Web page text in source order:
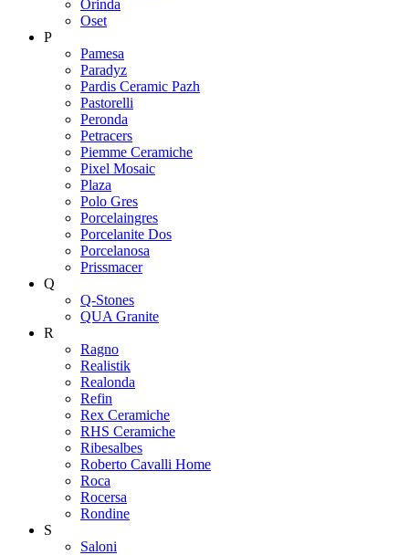
Orinda
Oset
P
Pamesa
Paradyz
Pardis Ceramic Pazh
Pastorelli
Peronda
Petracers
Piemme Ceramiche
Pixel Mosaic
Plaza
Polo Gres
Porcelaingres
Porcelanite Dos
Porcelanosa
Prissmacer
Q
Q-Stones
QUA Granite
R
Ragno
Realistik
Realonda
Refin
Rex Ceramiche
RHS Ceramiche
Ribesalbes
Roberto Cavalli Home
Roca
Rocersa
Rondine
S
Saloni